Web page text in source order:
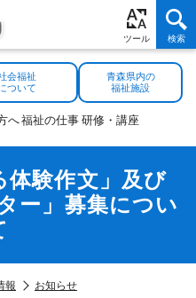
会福祉
ついて
青森県内の
福祉施設
へ福祉の仕事 研修・ 講座
体験作文」及び
ー」募集につい
報 お知らせ